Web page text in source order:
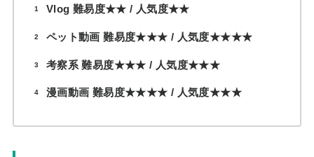
Vlog 難易度★★ / 人気度★★
ペット動画 難易度★★★ / 人気度★★★★
考察系 難易度★★★ / 人気度★★★
漫画動画 難易度★★★★ / 人気度★★★